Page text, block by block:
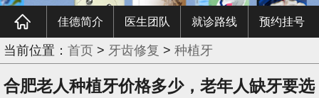
佳德简介 医生团队 就诊路线 预约挂号
当前位置： 首页 > 牙齿修复 > 种植牙
合肥老人种植牙价格多少，老年人缺牙要选